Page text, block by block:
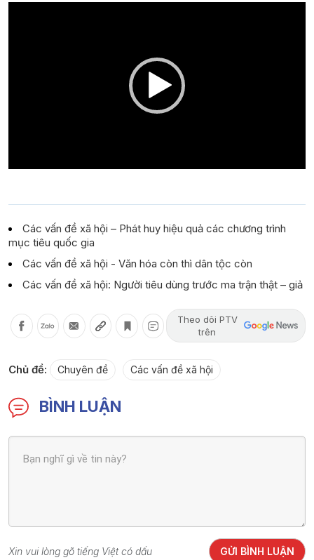
Các vấn đề xã hội – Phát huy hiệu quả các chương trình
mục tiêu quốc gia
Các vấn đề xã hội - Văn hóa còn thì dân tộc còn
Các vấn đề xã hội: Người tiêu dùng trước ma trận thật – giả
Theo dõi PTV
trên
Chủ đề: Chuyên đề Các vấn đề xã hội
BÌNH LUẬN
Xin vui lòng gõ tiếng Việt có dấu GỬI BÌNH LUẬN